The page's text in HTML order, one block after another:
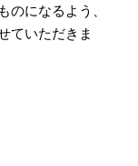
になるよう、
ていただきま